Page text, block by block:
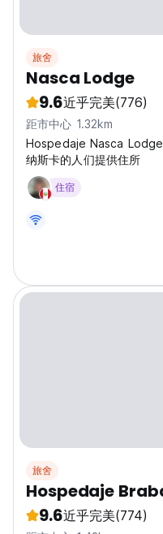
旅舍
Nasca Lodge
9.6近乎完美(776)
距市中心 1.32km
Hospedaje Nasca Lodge
纳斯卡的人们提供住所
住宿
旅舍
Hospedaje
9.6近乎完美(774)